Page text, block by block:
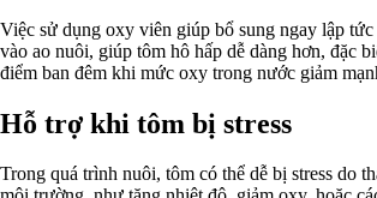
Việc sử dụng oxy viên giúp bổ sung ngay lập
vào ao nuôi, giúp tôm hô hấp dễ dàng hơn, đặc
điểm ban đêm khi mức oxy trong nước giảm
Hỗ trợ khi tôm bị stress
Trong quá trình nuôi, tôm có thể dễ bị stress do